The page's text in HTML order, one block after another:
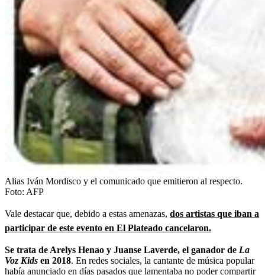
Alias Iván Mordisco y el comunicado que emitieron al respecto.
Foto: AFP
Vale destacar que, debido a estas amenazas, dos artistas que iban a
participar de este evento en El Plateado cancelaron.
Se trata de Arelys Henao y Juanse Laverde, el ganador de La
Voz Kids en 2018. En redes sociales, la cantante de música popular
había anunciado en días pasados que lamentaba no poder compartir